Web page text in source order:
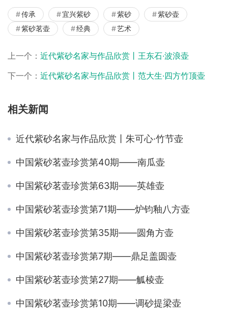
传承 宜兴紫砂 紫砂
紫砂壶
紫砂茗壶
经典 艺术
上一个： 近代紫砂名家与作品欣赏丨王东石·波浪壶
下一个： 近代紫砂名家与作品欣赏丨范大生·四方竹顶壶
相关新闻
近代紫砂名家与作品欣赏丨朱可心·竹节壶
中国紫砂茗壶珍赏第40期——南瓜壶
中国紫砂茗壶珍赏第63期——英雄壶
中国紫砂茗壶珍赏第71期——炉钧釉八方壶
中国紫砂茗壶珍赏第35期——圆角方壶
中国紫砂茗壶珍赏第7期——鼎足盖圆壶
中国紫砂茗壶珍赏第27期——觚棱壶
中国紫砂茗壶珍赏第10期——调砂提梁壶